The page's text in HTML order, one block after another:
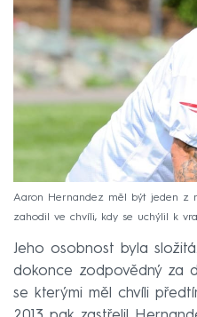
Aaron Hernandez měl být jeden z
zahodil ve chvíli, kdy se uchýlil k
Jeho osobnost byla
dokonce zodpovědný za
se kterými měl chvíli